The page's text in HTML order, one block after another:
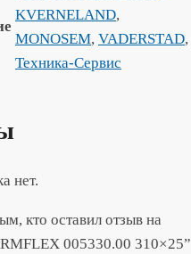
KVERNELAND,
MONOSEM, VADERSTAD,
Техника-Сервис
нет.
кто оставил отзыв на
005330.00 310×25”